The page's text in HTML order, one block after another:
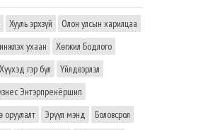
Хууль эрхзүй
Олон улсын харилцаа
ухаан
Хөгжил Бодлого
Хүүхэд гэр бүл
Үйлдвэрлэл
Энтэрпренёршип
оруулалт
Эрүүл мэнд
Боловсрол